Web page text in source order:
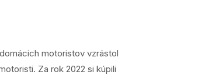
motoristov vzrástol
Za rok 2022 si kúpili